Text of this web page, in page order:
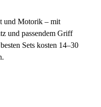
und Motorik – mit
und passendem Griff
Sets kosten 14–30